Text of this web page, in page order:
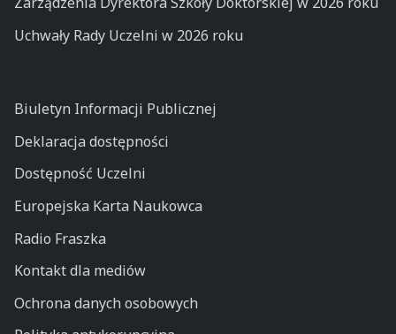
Uchwały Rady Uczelni w 2026 roku
Biuletyn Informacji Publicznej
Deklaracja dostępności
Dostępność Uczelni
Europejska Karta Naukowca
Radio Fraszka
Kontakt dla mediów
Ochrona danych osobowych